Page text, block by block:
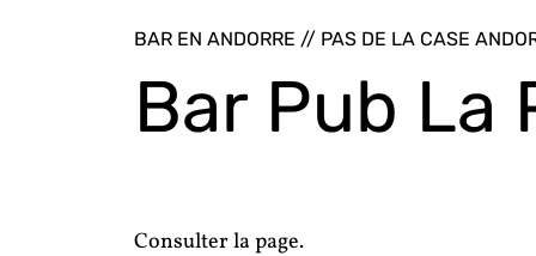
BAR EN ANDORRE // PAS DE LA CASE
Bar Pub La
Consulter la page.